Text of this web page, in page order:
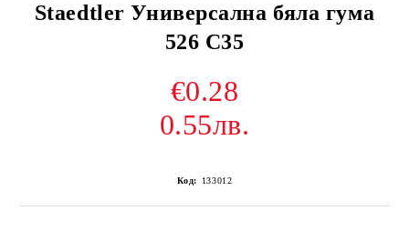
Staedtler Универсална бяла гума
526 C35
€0.28
0.55лв.
Код: 133012